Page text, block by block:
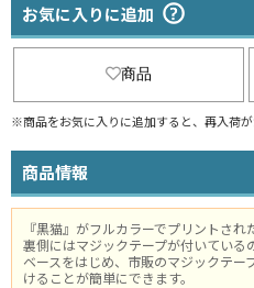
お気に入りに追加
商品
※商品をお気に入りに追加すると、再入荷が
商品情報
『黒猫』がフルカラーでプリントされ
裏側にはマジックテープが付いてい
ベースをはじめ、市販のマジックテ
けることが簡単にできます。